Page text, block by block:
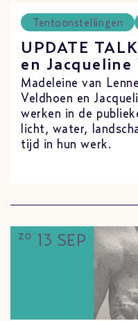
Tentoonstellingen
UPDATE
en Jacqueline
Madeleine van
Veldhoen en
werken in de
licht, water,
tijd in hun werk.
zo 13 SEP